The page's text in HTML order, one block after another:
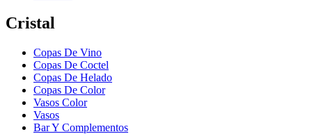
Cristal
Copas De Vino
Copas De Coctel
Copas De Helado
Copas De Color
Vasos Color
Vasos
Bar Y Complementos